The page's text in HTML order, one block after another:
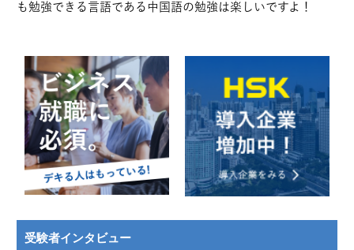
も勉強できる言語である中国語の勉強は楽しいですよ！
受験者インタビュー